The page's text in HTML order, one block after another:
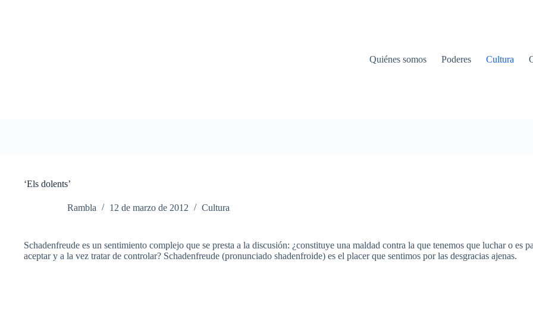
Quiénes somos Poderes Cultura
‘Els dolents’
Rambla 12 de marzo de 2012 Cultura
Schadenfreude es un sentimiento complejo que se presta a la discusión: ¿constituye una maldad contra la que tenemos que luchar o es
aceptar y a la vez tratar de controlar? Schadenfreude (pronunciado shadenfroide) es el placer que sentimos por las desgracias ajenas.